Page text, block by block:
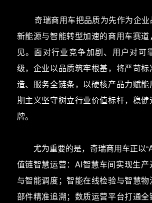
奇瑞商用车把品质为先作为企业
新能源与智能转型加速的商用车赛
见。面对行业竞争加剧、用户对可
级，企业以品质筑牢根基，将严苛
造、服务全链条，以硬核产品力赋
期主义坚守树立行业价值标杆，稳
牌。
尤为重要的是，奇瑞商用车正以
值链智慧运营：AI智慧车间实现生
与智能调度；智能在线检验与智慧
部件精准追溯；数质运营平台打通